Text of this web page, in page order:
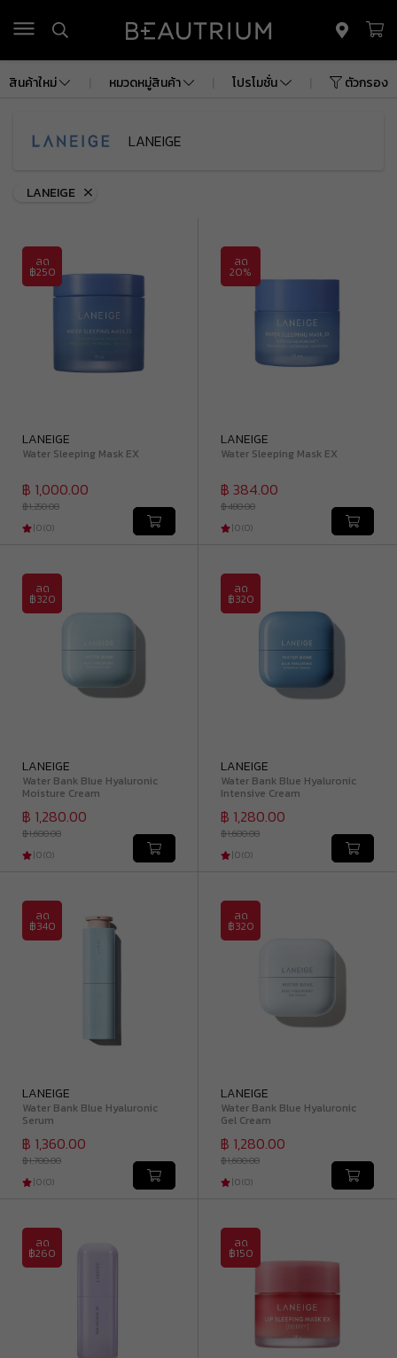
รถเข็น (0)
ค่าจัดส่ง
สินค้าใหม่ หมวดหมู่สินค้า โปรโมชั่น ตัวกรอง
LANEIGE
LANEIGE
ลด
฿250
LANEIGE
Water Sleeping Mask EX
฿ 1,000.00
฿ 1,250.00
|0(0)
ลด
20%
LANEIGE
Water Sleeping Mask EX
฿ 384.00
฿ 480.00
|0(0)
ลด
฿320
LANEIGE
Water Bank Blue Hyaluronic
Moisture Cream
฿ 1,280.00
฿ 1,600.00
|0(0)
ลด
฿320
LANEIGE
Water Bank Blue Hyaluronic
Intensive Cream
฿ 1,280.00
฿ 1,600.00
|0(0)
ลด
฿340
LANEIGE
Water Bank Blue Hyaluronic
Serum
฿ 1,360.00
฿ 1,700.00
|0(0)
ลด
฿320
LANEIGE
Water Bank Blue Hyaluronic
Gel Cream
฿ 1,280.00
฿ 1,600.00
|0(0)
ลด
฿260
ลด
฿150